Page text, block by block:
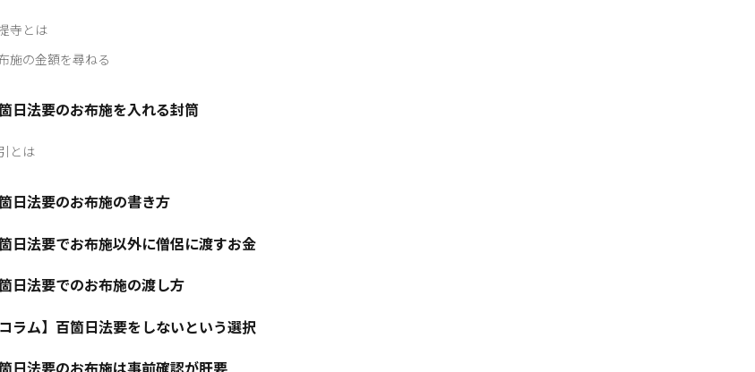
寺とは
施の金額を尋ねる
日法要のお布施を入れる封筒
とは
日法要のお布施の書き方
日法要でお布施以外に僧侶に渡すお金
日法要でのお布施の渡し方
コラム】百箇日法要をしないという選択